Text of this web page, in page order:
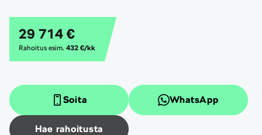
29 714 €
Rahoitus esim. 432 €/kk
Soita WhatsApp
Hae rahoitusta